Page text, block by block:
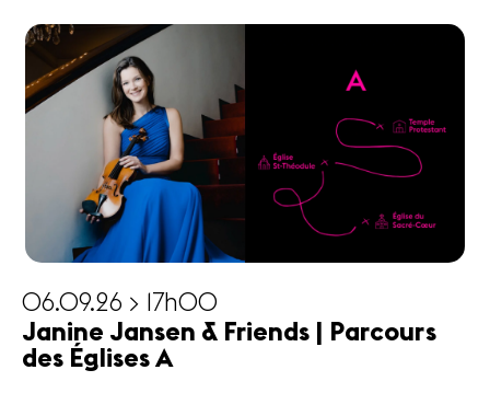
06.09.26 > 17h00
Janine Jansen & Friends | Parcours
des Églises A